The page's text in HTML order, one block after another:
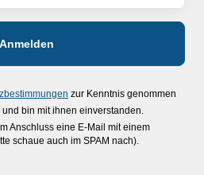
zur Kenntnis genommen
bin mit ihnen einverstanden.
Anschluss eine E-Mail mit einem
schaue auch im SPAM nach).